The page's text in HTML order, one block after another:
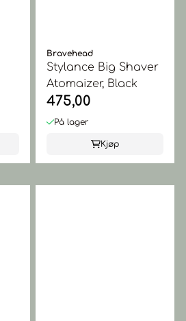
Bravehead
Stylance Big Shaver
Atomaizer, Black
475,00
På lager
Kjøp